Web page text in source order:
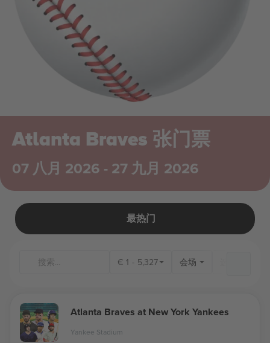
Atlanta Braves 张门票
07 八月 2026 - 27 九月 2026
最热门
€ 1 - 5,327 会场
Atlanta Braves at New York Yankees
Yankee Stadium